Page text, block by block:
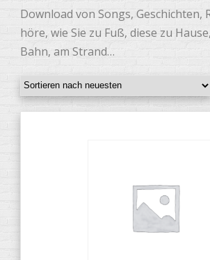
Download von Songs, Geschichten,
höre, wie Sie zu Fuß, diese zu
Bahn, am Strand…